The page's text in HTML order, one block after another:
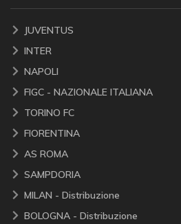
JUVENTUS
INTER
NAPOLI
FIGC - NAZIONALE ITALIANA
TORINO FC
FIORENTINA
AS ROMA
SAMPDORIA
MILAN - Distribuzione
BOLOGNA - Distribuzione